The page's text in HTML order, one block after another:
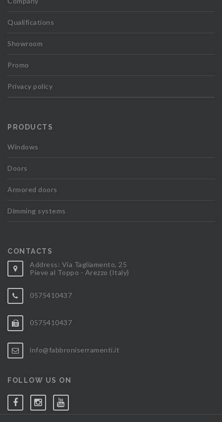
Qualifications
Showroom
Promo
Privacy policy
PRODUCTS
Windows
Doors
Armored doors
Dimming systems
CONTACTS
Address: Via Tagliamento, 25
Pieve al Toppo - Arezzo (Italy)
0575410437
0575410437
info@fabbroniserramenti.it
FOLLOW US ON